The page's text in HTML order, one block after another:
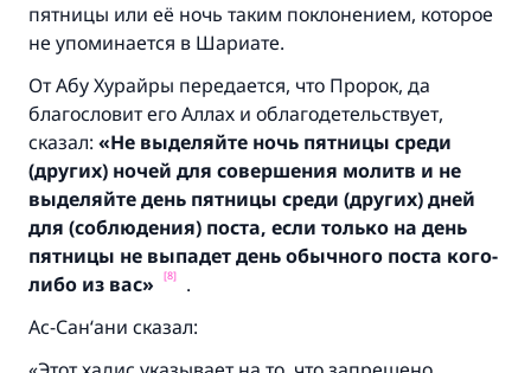
пятницы или её ночь таким поклонением, которое
не упоминается в Шариате.
От Абу Хурайры передается, что Пророк, да
благословит его Аллах и облагодетельствует,
сказал: «Не выделяйте ночь пятницы среди
(других) ночей для совершения молитв и не
выделяйте день пятницы среди (других) дней
для (соблюдения) поста, если только на день
пятницы не выпадет день обычного поста кого-
либо из вас»
[8]
.
Ас-Сан‘ани сказал: